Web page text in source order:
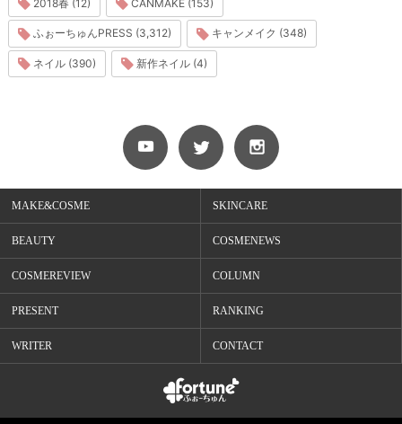
2018春 (12) CANMAKE (153)
ふぉーちゅんPRESS (3,312) キャンメイク (348)
ネイル (390) 新作ネイル (4)
MAKE&COSME SKINCARE
BEAUTY COSMENEWS
COSMEREVIEW COLUMN
PRESENT RANKING
WRITER CONTACT